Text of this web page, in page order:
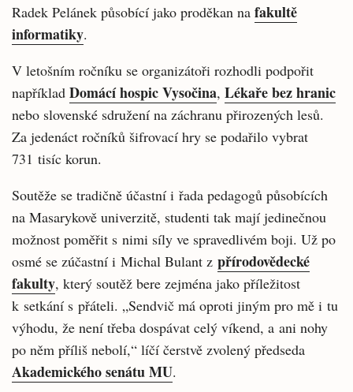
Radek Pelánek působící jako proděkan na fakultě
informatiky.
V letošním ročníku se organizátoři rozhodli podpořit
například Domácí hospic Vysočina, Lékaře bez hranic
nebo slovenské sdružení na záchranu přirozených lesů.
Za jedenáct ročníků šifrovací hry se podařilo vybrat
731 tisíc korun.
Soutěže se tradičně účastní i řada pedagogů působících
na Masarykově univerzitě, studenti tak mají jedinečnou
možnost poměřit s nimi síly ve spravedlivém boji. Už po
osmé se zúčastní i Michal Bulant z přírodovědecké
fakulty, který soutěž bere zejména jako příležitost
k setkání s přáteli. „Sendvič má oproti jiným pro mě i tu
výhodu, že není třeba dospávat celý víkend, a ani nohy
po něm příliš nebolí,“ líčí čerstvě zvolený předseda
Akademického senátu MU.